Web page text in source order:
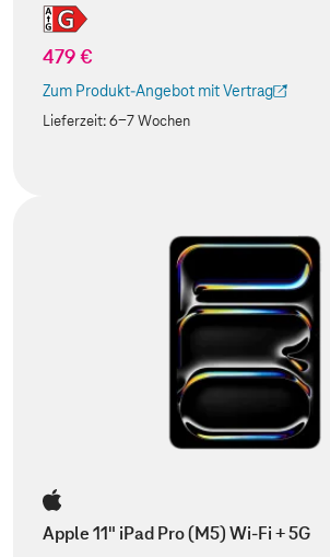
479 €
Zum Produkt-Angebot mit Vertrag
(Der Link wird in einem neuen Tab geöffnet)
Lieferzeit:6-7 Wochen
Apple 11" iPad Pro (M5) Wi-Fi + 5G